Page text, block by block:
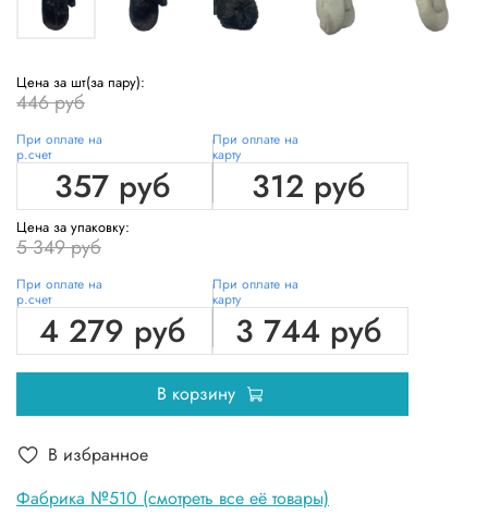
Фабрика №510 (смотреть все её товары)
Цена за шт(за пару):
446 руб
При оплате на
р.счет
357 руб
При оплате на
карту
312 руб
Цена за упаковку:
5 349 руб
При оплате на
р.счет
4 279 руб
При оплате на
карту
3 744 руб
В корзину
В избранное